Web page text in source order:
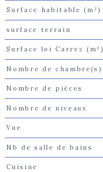
Surface habitable (m²)
surface terrain
Surface loi Carrez (m²)
Nombre de chambre(s)
Nombre de pièces
Nombre de niveaux
Vue
Nb de salle de bains
Cuisine